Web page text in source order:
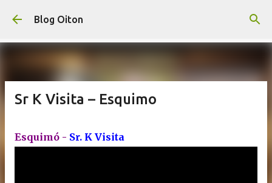
Pular para o conteúdo principal
Blog Oiton
Sr K Visita – Esquimo
Esquimó - Sr. K Visita